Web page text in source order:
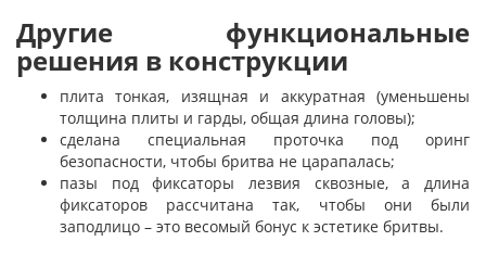
Другие функциональные
решения в конструкции
плита тонкая, изящная и аккуратная (уменьшены
толщина плиты и гарды, общая длина головы);
сделана специальная проточка под оринг
безопасности, чтобы бритва не царапалась;
пазы под фиксаторы лезвия сквозные, а длина
фиксаторов рассчитана так, чтобы они были
заподлицо – это весомый бонус к эстетике бритвы.